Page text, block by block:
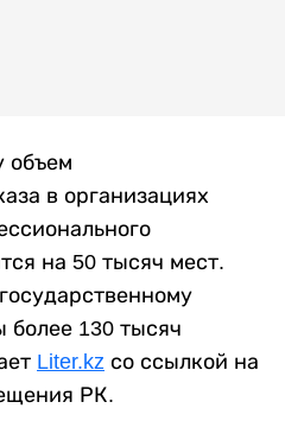
объем
в организациях
на 50 тысяч мест.
более 130 тысяч
Liter.kz со ссылкой на
РК.